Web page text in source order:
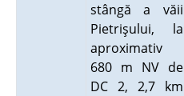
stângă a văii
Pietrişului, la
aproximativ
680 m NV de
DC 2, 2,7 km